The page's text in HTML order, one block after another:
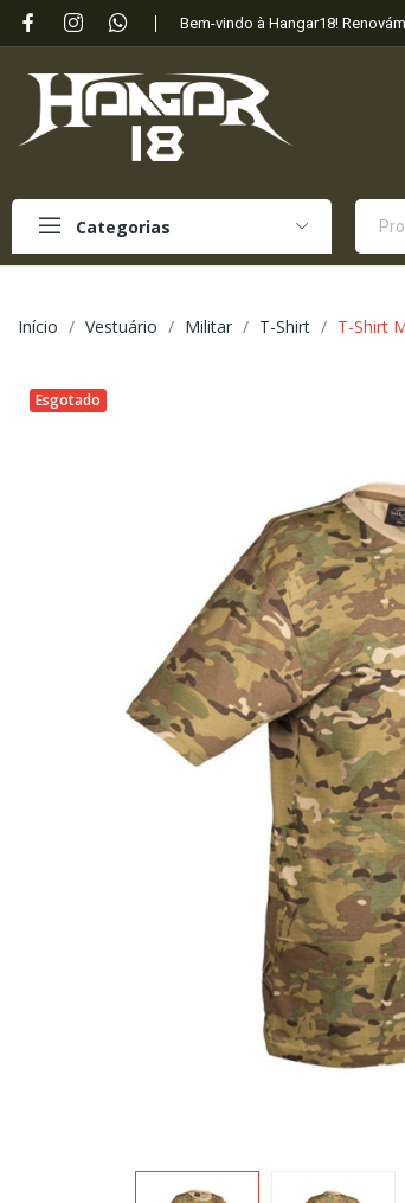
Bem-vindo à Hangar18!
Categorias
Início Vestuário Militar T-Shirt T-Shirt
Esgotado